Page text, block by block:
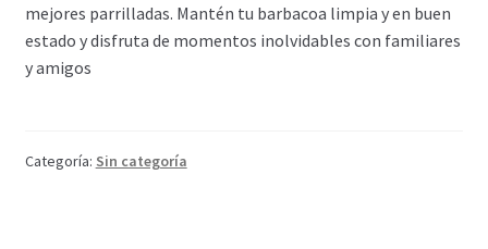
mejores parrilladas. Mantén tu barbacoa limpia y en buen
estado y disfruta de momentos inolvidables con familiares
y amigos
Categoría: Sin categoría